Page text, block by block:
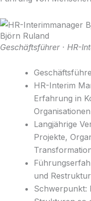
Björn Ruland
Geschäftsführer · HR-
HR-Interim
Erfahrung in
Organisationen
Langjährige
Projekte,
und
Schwerpunkt: